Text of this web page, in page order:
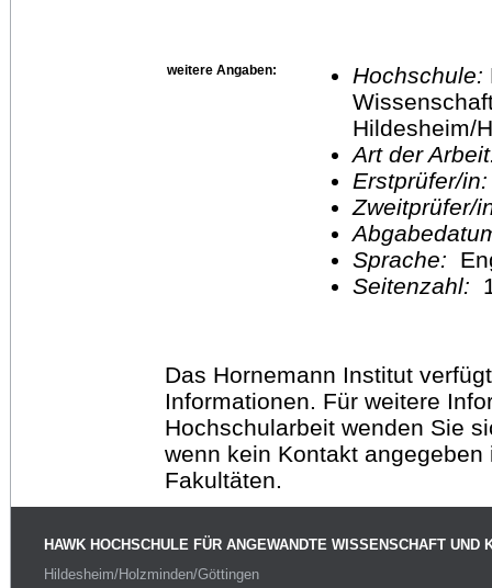
weitere Angaben: Hochschule:
Hildesheim/
Art der
Erstprüfer/
Sprache:
Seitenzahl:
Das Hornemann Institut
Informationen. Für weitere
Hochschularbeit wenden Sie
wenn kein Kontakt
Fakultäten.
HAWK HOCHSCHULE FÜR ANGEWANDTE WISSENSCHAFT UND
Hildesheim/Holzminden/Göttingen